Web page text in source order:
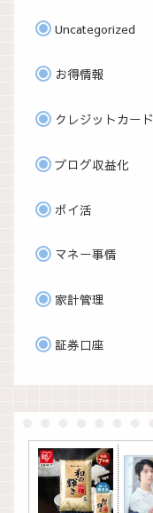
Uncategorized
お得情報
クレジットカード
ブログ収益化
ポイ活
マネー事情
家計管理
証券口座